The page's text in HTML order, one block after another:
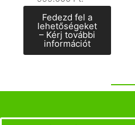
Fedezd fel a
lehetőségeket
– Kérj további
információt